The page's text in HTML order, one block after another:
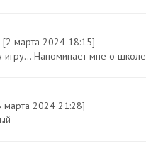
[2 марта 2024 18:15]
игру... Напоминает мне о школе
марта 2024 21:28]